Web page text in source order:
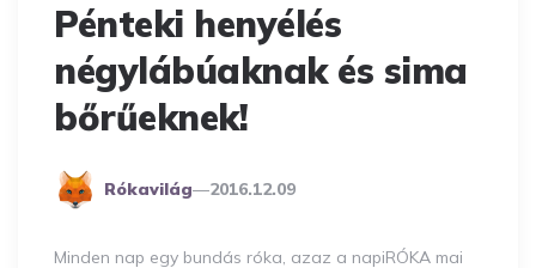
Pénteki henyélés
négylábúaknak és sima
bőrűeknek!
Posted
Rókavilág 2016.12.09
Minden nap egy bundás róka, azaz a napiRÓKA mai